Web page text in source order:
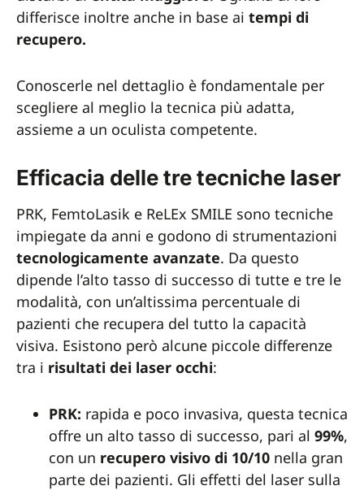
differisce inoltre anche in base ai tempi di
recupero.
Conoscerle nel dettaglio è fondamentale per
scegliere al meglio la tecnica più adatta,
assieme a un oculista competente.
Efficacia delle tre tecniche laser
PRK, FemtoLasik e ReLEx SMILE sono tecniche
impiegate da anni e godono di strumentazioni
tecnologicamente avanzate. Da questo
dipende l’alto tasso di successo di tutte e tre le
modalità, con un’altissima percentuale di
pazienti che recupera del tutto la capacità
visiva. Esistono però alcune piccole differenze
tra i risultati dei laser occhi:
PRK: rapida e poco invasiva, questa tecnica
offre un alto tasso di successo, pari al 99%,
con un recupero visivo di 10/10 nella gran
parte dei pazienti. Gli effetti del laser sulla